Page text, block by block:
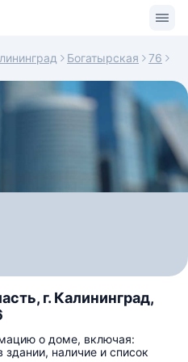
Богатырская 76
г. Калининград,
о доме, включая:
наличие и список